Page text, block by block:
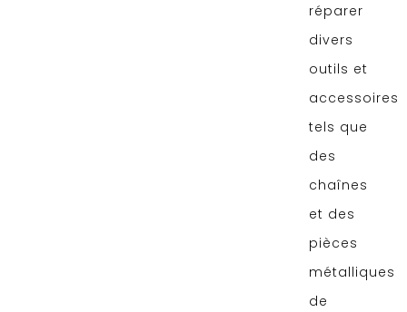
réparer
divers
outils et
accessoires
tels que
des
chaînes
et des
pièces
métalliques
de